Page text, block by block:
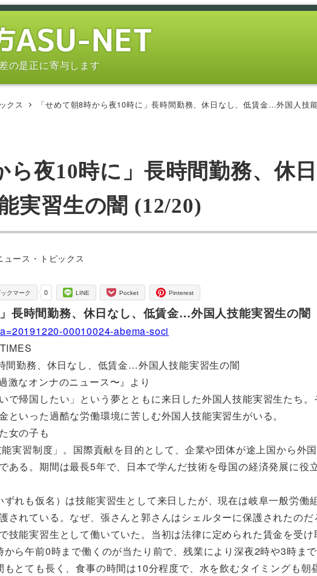
の是正に寄与します
クス 「せめて朝8時から夜10時に」長時間勤務、休日なし、低賃金…外国人技
ら夜10時に」長時間勤務、休
実習生の闇 (12/20)
リー
ュース・トピックス
0
ックマーク LINE Pocket Pinterest
長時間勤務、休日なし、低賃金…外国人技能実習生の闇
00010024-abema-soci
間勤務、休日なし、低賃金…外国人技能実習生の闇
激なオンナのニュース〜』より
で帰国したい」という夢とともに来日した外国人技能実習生たち。
といった過酷な労働環境に苦しむ外国人技能実習生がいる。
女の子も
実習制度」。国際貢献を目的として、企業や団体が途上国から外
ある。期間は最長5年で、日本で学んだ技術を母国の経済発展に役
れも仮名）は技能実習生として来日したが、現在は岐阜一般労働
されている。なぜ、張さんと郭さんはシェルターに保護されたのだ
技能実習生として働いていた。当初は法律に定められた賃金を受
ら午前0時まで働くのが当たり前で、残業により深夜2時や3時ま
とても長く、食事の時間は10分程度で、水を飲むタイミングも朝